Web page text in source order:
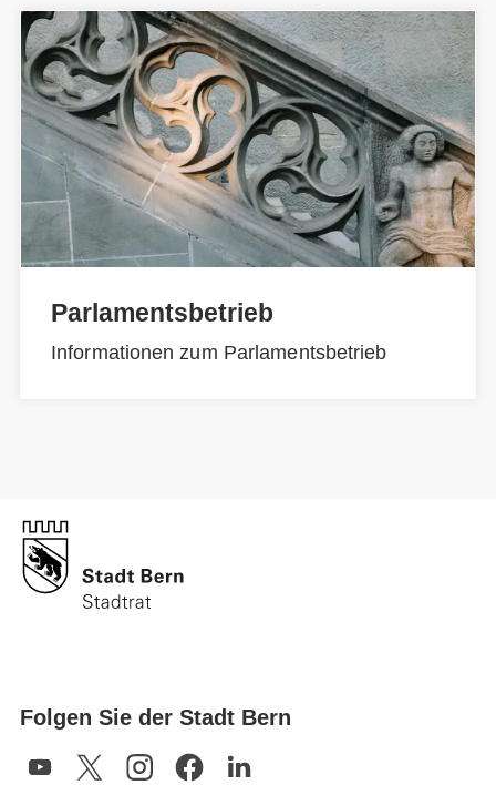
Parlamentsbetrieb
Informationen zum Parlamentsbetrieb
Folgen Sie der Stadt Bern